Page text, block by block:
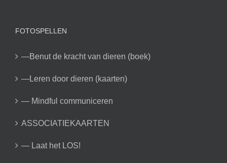
FOTOSPELLEN
—Benut de kracht van dieren (boek)
—Leren door dieren (kaarten)
— Mindful communiceren
ASSOCIATIEKAARTEN
— Laat het LOS!